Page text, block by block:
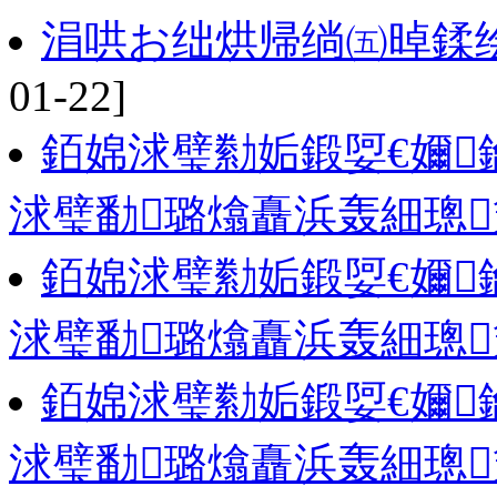
涓哄お绌烘帰绱㈤晫
01-22]
銆婂浗璧勬姤鍛娿€嬭
浗璧勫璐熻矗浜轰細璁
銆婂浗璧勬姤鍛娿€嬭
浗璧勫璐熻矗浜轰細璁
銆婂浗璧勬姤鍛娿€嬭
浗璧勫璐熻矗浜轰細璁